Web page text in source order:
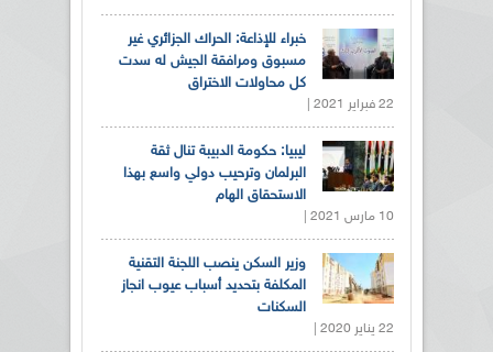
خبراء للإذاعة: الحراك الجزائري غير
مسبوق ومرافقة الجيش له سدت
كل محاولات الاختراق
22 فبراير 2021 |
ليبيا: حكومة الدبيبة تنال ثقة
البرلمان وترحيب دولي واسع بهذا
الاستحقاق الهام
10 مارس 2021 |
وزير السكن ينصب اللجنة التقنية
المكلفة بتحديد أسباب عيوب انجاز
السكنات
22 يناير 2020 |